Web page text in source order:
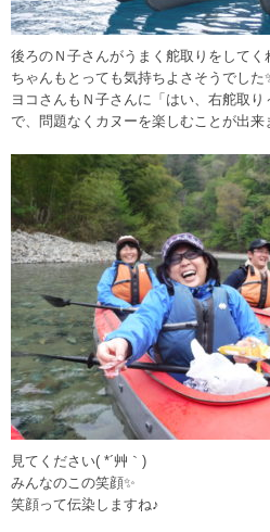
後ろのＮ子さんがうまく舵取りをしてく
ちゃんもとっても気持ちよさそうでした
ヨコさんもＮ子さんに「はい、右舵取
で、問題なくカヌーを楽しむことが出来
見てください( *´艸｀)
みんなのこの笑顔✨
笑顔って伝染しますね♪